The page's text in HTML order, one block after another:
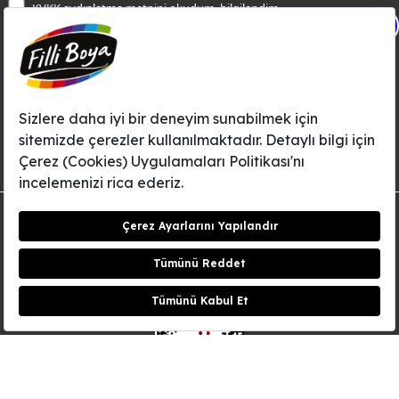
Bilgi Toplumu Hizmetleri
İnternet Sitesi Kullanım Koşulları
KVKK Talep Formu
KVKK aydınlatma metniniokudum, bilgilendim.
Aksi tarafımca bildirilene dek, Betek Boya ve Kimya Sanayi A.Ş.'nin
Filli Boya dahil tüm markaları ile ilgili kampanya, duyuru, hizmetler ve
tanıtım faaliyetleri vb. ile ilgili olarak e-posta yoluyla şahsıma
bilgilendirme yapılmasına ve iletişim kurulmasına izin veriyorum.
© Filli Boya 2026. Tüm Hakları Saklıdır.